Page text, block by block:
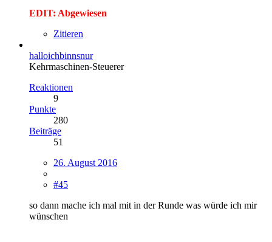
EDIT: Abgewiesen
Zitieren
halloichbinnsnur
Kehrmaschinen-Steuerer
Reaktionen
9
Punkte
280
Beiträge
51
26. August 2016
#45
so dann mache ich mal mit in der Runde was würde ich mir
wünschen